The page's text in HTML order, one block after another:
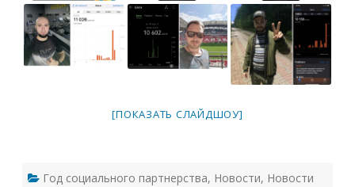
[ПОКАЗАТЬ СЛАЙДШОУ]
Год социального партнерства, Новости, Новости